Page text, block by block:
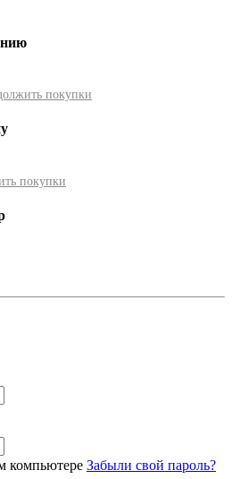
покупки
покупки
компьютере Забыли свой пароль?